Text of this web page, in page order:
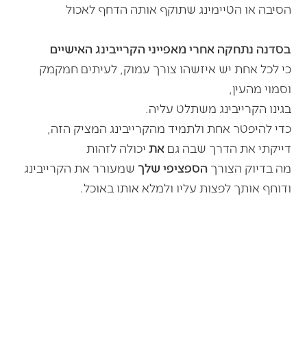
הסיבה או הטיימינג שתוקף אותה הדחף לאכול
בסדנה נתחקה אחרי מאפייני הקרייבינג האישיים
כי לכל אחת יש איזשהו צורך עמוק, לעיתים חמקמק
וסמוי מהעין,
בגינו הקרייבינג משתלט עליה.
כדי להיפטר אחת ולתמיד מהקרייבינג המציק הזה
דייקתי את הדרך שבה גםאת יכולה לזהות
מה בדיוק הצורךהספציפי שלך שמעורר את הקרייבינג
ודוחף אותך לפצות עליו ולמלא אותו באוכל.